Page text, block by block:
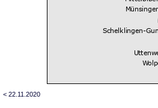
< 22.11.2020